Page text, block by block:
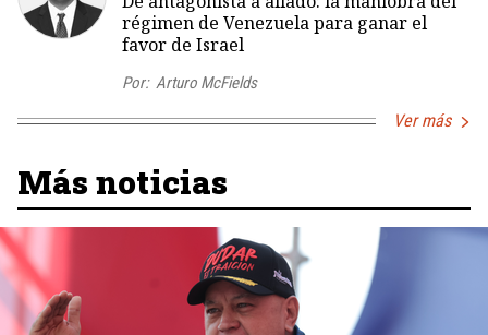
régimen de Venezuela para ganar el
favor de Israel
Por: Arturo McFields
Ver más
Más noticias